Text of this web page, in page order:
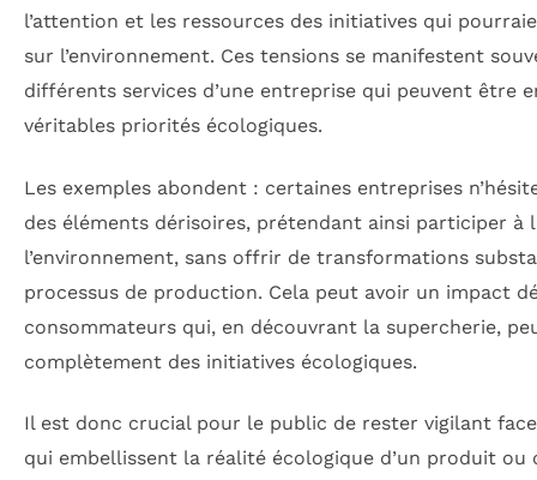
l’attention et les ressources des initiatives qui
sur l’environnement. Ces tensions se manifestent
différents services d’une entreprise qui peuvent être
véritables priorités écologiques.
Les exemples abondent : certaines entreprises
des éléments dérisoires, prétendant ainsi participer à
l’environnement, sans offrir de transformations
processus de production. Cela peut avoir un impact
consommateurs qui, en découvrant la supercherie,
complètement des initiatives écologiques.
Il est donc crucial pour le public de rester vigilant
qui embellissent la réalité écologique d’un produit ou